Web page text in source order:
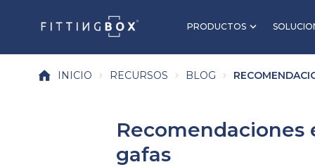
PRODUCTOS
INICIO RECURSOS BLOG
Recomendaciones
gafas